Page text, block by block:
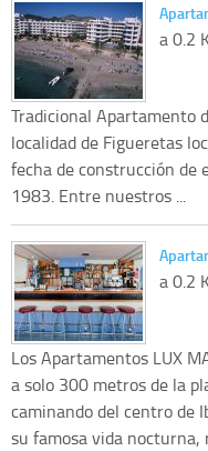
a 0.2
Tradicional Apartamento
localidad de Figueretas
fecha de construcción de
1983. Entre nuestros ...
a 0.2
Los Apartamentos LUX
a solo 300 metros de la
caminando del centro de
su famosa vida nocturna,